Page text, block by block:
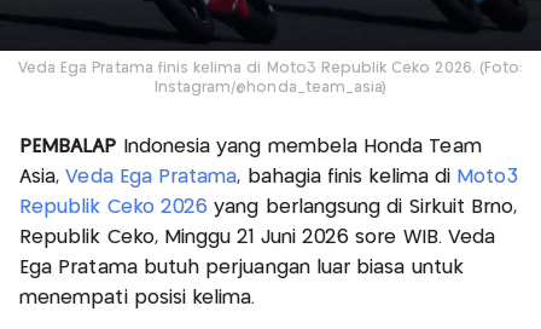
Veda Ega Pratama finis kelima di Moto3 Republik Ceko 2026. (Foto:
Instagram/@honda_team_asia)
PEMBALAP Indonesia yang membela Honda Team
Asia,Veda Ega Pratama, bahagia finis kelima di Moto3
Republik Ceko 2026 yang berlangsung di Sirkuit Brno,
Republik Ceko, Minggu 21 Juni 2026 sore WIB. Veda
Ega Pratama butuh perjuangan luar biasa untuk
menempati posisi kelima.